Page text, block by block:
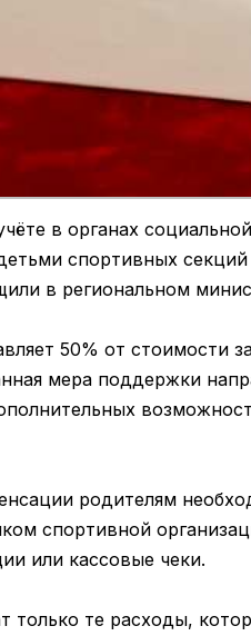
в органах
спортивных
в региональном
50% от стоимости
мера поддержки
родителям
спортивной
или кассовые чеки.
те расходы,